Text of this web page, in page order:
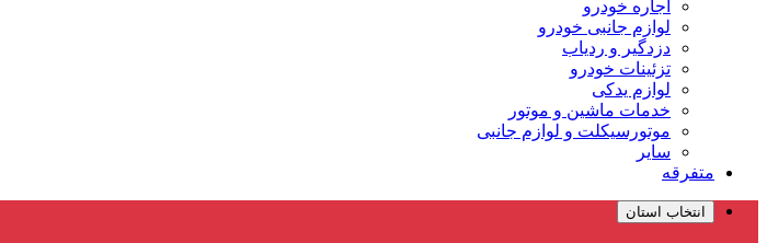
اجاره خودرو
لوازم جانبی خودرو
دزدگیر و ردیاب
تزئینات خودرو
لوازم یدکی
خدمات ماشین و موتور
موتورسیکلت و لوازم جانبی
سایر
متفرقه
انتخاب استان